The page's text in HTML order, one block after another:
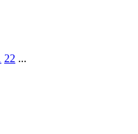
22 ...